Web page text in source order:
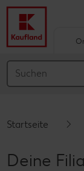
Hauptinhalt
Startseite
Deine